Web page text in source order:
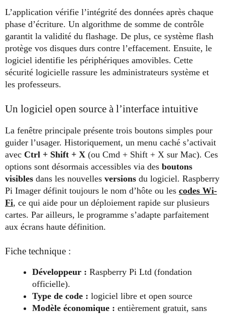
L’application vérifie l’intégrité des données après chaque
phase d’écriture. Un algorithme de somme de contrôle
garantit la validité du flashage. De plus, ce système flash
protège vos disques durs contre l’effacement. Ensuite, le
logiciel identifie les périphériques amovibles. Cette
sécurité logicielle rassure les administrateurs système et
les professeurs.
Un logiciel open source à l’interface intuitive
La fenêtre principale présente trois boutons simples pour
guider l’usager. Historiquement, un menu caché s’activait
avec Ctrl + Shift + X (ou Cmd + Shift + X sur Mac). Ces
options sont désormais accessibles via des boutons
visibles dans les nouvelles versions du logiciel. Raspberry
Pi Imager définit toujours le nom d’hôte ou les codes Wi-
Fi, ce qui aide pour un déploiement rapide sur plusieurs
cartes. Par ailleurs, le programme s’adapte parfaitement
aux écrans haute définition.
Fiche technique :
Développeur : Raspberry Pi Ltd (fondation
officielle).
Type de code : logiciel libre et open source
Modèle économique : entièrement gratuit, sans